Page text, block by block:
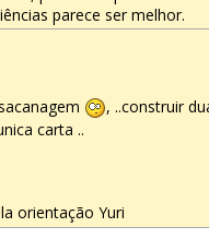
parece ser melhor.
, ..construir
carta ..
orientação Yuri